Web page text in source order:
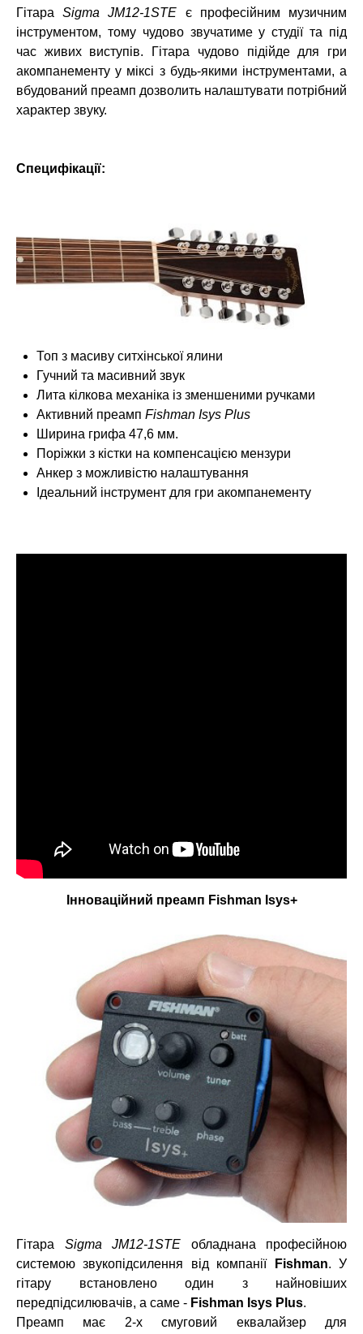
ГітараSigma JM12-1STE є професійним музичним
інструментом, тому чудово звучатиме у студії та під
час живих виступів. Гітара чудово підійде для гри
акомпанементу у міксі з будь-якими інструментами, а
вбудований преамп дозволить налаштувати потрібний
характер звуку.
Специфікації:
Топ з масиву ситхінської ялини
Гучний та масивний звук
Лита кілкова механіка із зменшеними ручками
Активний преамп Fishman Isys Plus
Ширина грифа 47,6 мм.
Поріжки з кістки на компенсацією мензури
Анкер з можливістю налаштування
Ідеальний інструмент для гри акомпанементу
Інноваційний преамп Fishman Isys+
Гітара Sigma JM12-1STE обладнана професійною
системою звукопідсилення від компанії
Fishman. У
гітару встановлено один з найновіших
передпідсилювачів, а саме - Fishman Isys Plus.
Преамп має 2-х смуговий еквалайзер для